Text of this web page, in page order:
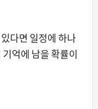
다면 일정에 하나
억에 남을 확률이